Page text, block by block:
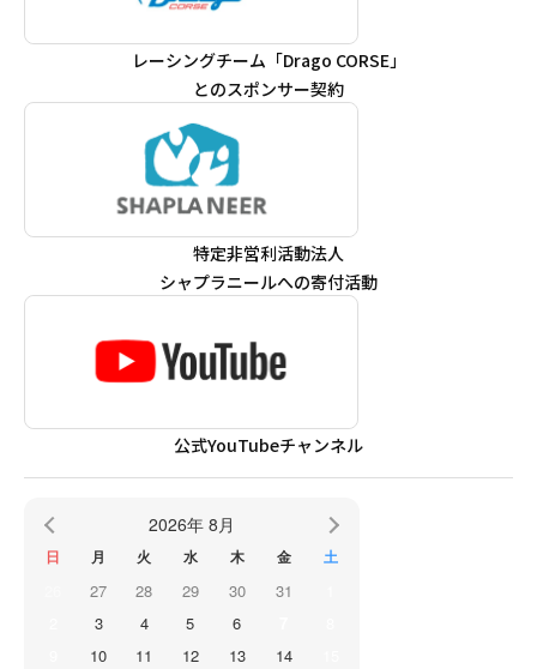
レーシングチーム「Drago CORSE」
とのスポンサー契約
特定非営利活動法人
シャプラニールへの寄付活動
公式YouTubeチャンネル
2026年 8月
日 月 火 水 木 金 土
27 28 29 30 31
3 4 5 6
10 11 12 13 14